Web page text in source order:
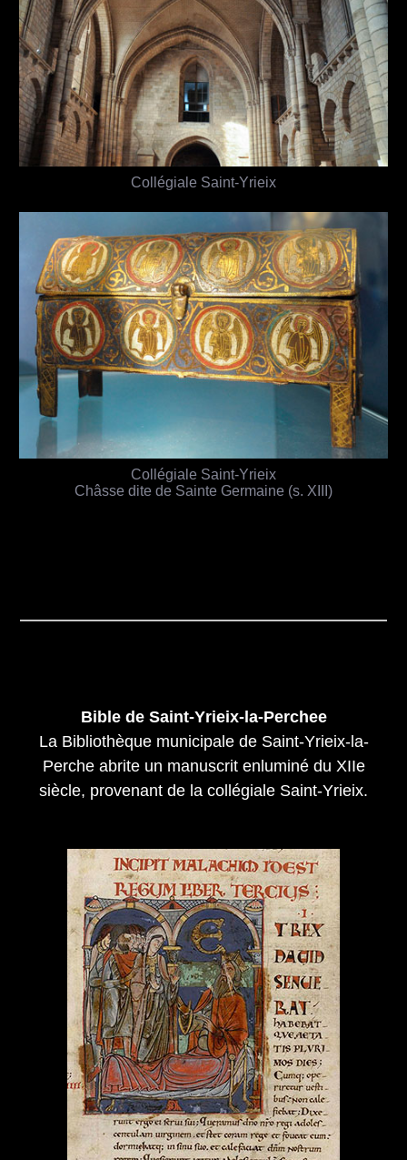
Collégiale Saint-Yrieix
Collégiale Saint-Yrieix
Châsse dite de Sainte Germaine (s. XIII)
Bible de Saint-Yrieix-la-Perchee
La Bibliothèque municipale de Saint-Yrieix-la-
Perche abrite un manuscrit enluminé du XIIe
siècle, provenant de la collégiale Saint-Yrieix.